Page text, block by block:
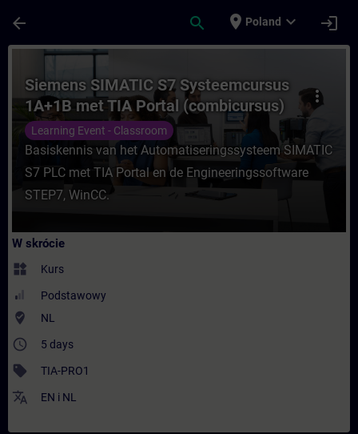
arrow_back search place Poland expand_more login
Kurs - Siemens SIMATIC S7
more_vert
Siemens SIMATIC S7 Systeemcursus
1A+1B met TIA Portal (combicursus)
Learning Event - Classroom
Basiskennis van het Automatiseringssysteem SIMATIC
S7 PLC met TIA Portal en de Engineeringssoftware
STEP7, WinCC.
W skrócie
widgets Kurs
Podstawowy
where_to_vote NL
access_time 5 days
sell TIA-PRO1
translate EN i NL